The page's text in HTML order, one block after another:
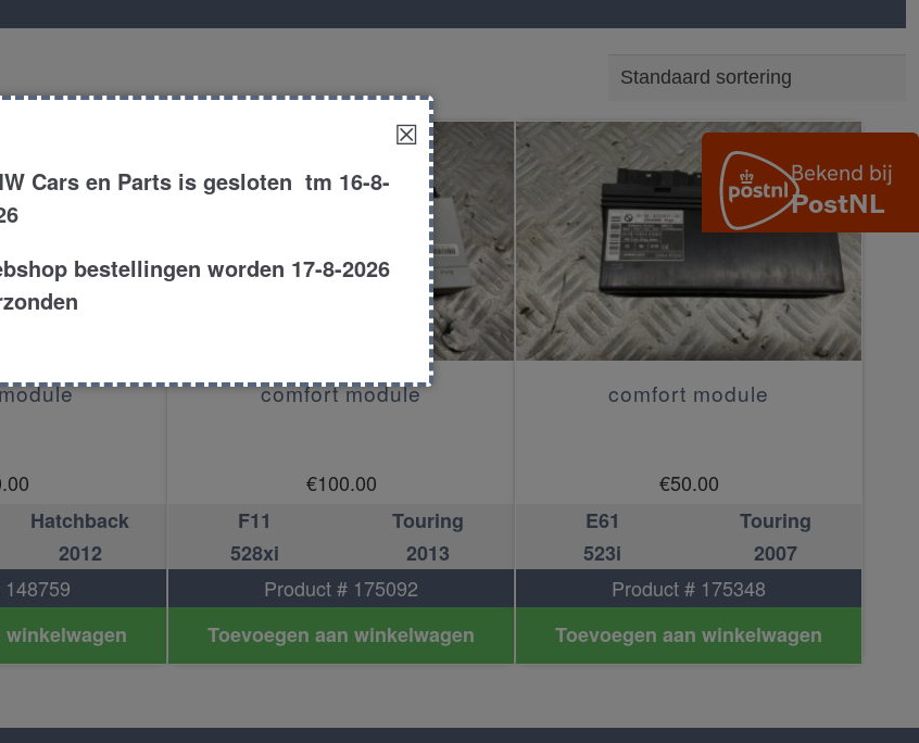
Hatchback
2012
winkelwagen
comfort module
€100.00
F11
Touring
528xi
2013
Product # 175092
Toevoegen aan winkelwagen
comfort module
€50.00
E61
Touring
523i
2007
Product # 175348
Toevoegen aan winkelwagen
☒
Cars en Parts is gesloten tm 16-8-
bestellingen worden 17-8-2026